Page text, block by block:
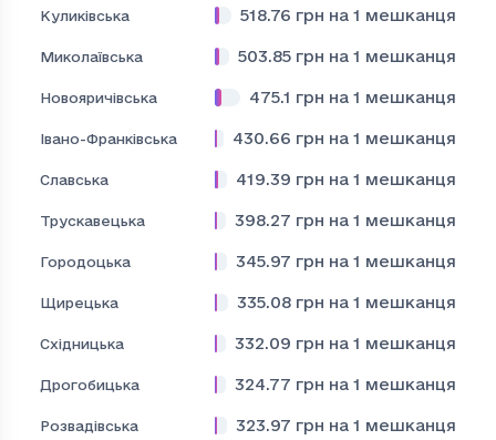
Куликівська 518.76 грн на 1 мешканця
Миколаївська 503.85 грн на 1 мешканця
Новояричівська 475.1 грн на 1 мешканця
Івано-Франківська 430.66 грн на 1 мешканця
Славська 419.39 грн на 1 мешканця
Трускавецька 398.27 грн на 1 мешканця
Городоцька 345.97 грн на 1 мешканця
Щирецька 335.08 грн на 1 мешканця
Східницька 332.09 грн на 1 мешканця
Дрогобицька 324.77 грн на 1 мешканця
Розвадівська 323.97 грн на 1 мешканця